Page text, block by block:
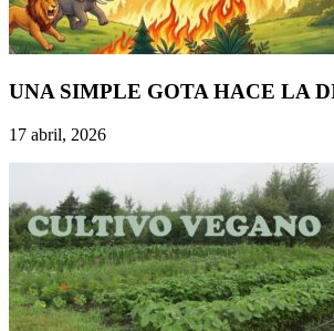
UNA SIMPLE GOTA HACE LA
17 abril, 2026